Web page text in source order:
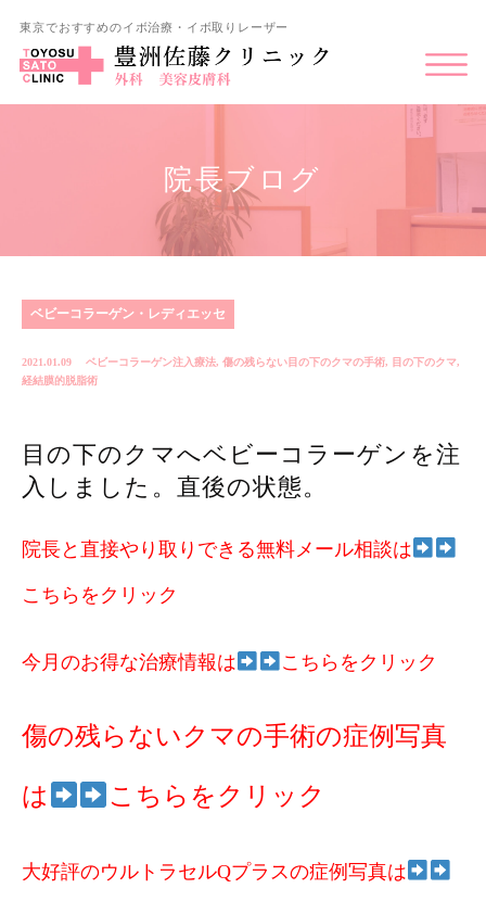
東京でおすすめのイボ治療・イボ取りレーザー
院長ブログ
ベビーコラーゲン・レディエッセ
2021.01.09 ベビーコラーゲン注入療法, 傷の残らない目の下のクマの手術, 目の下のクマ,
経結膜的脱脂術
目の下のクマへベビーコラーゲンを注
入しました。直後の状態。
院長と直接やり取りできる無料メール相談は
こちらをクリック
今月のお得な治療情報は こちらをクリック
傷の残らないクマの手術の症例写真
は こちらをクリック
大好評のウルトラセルQプラスの症例写真は